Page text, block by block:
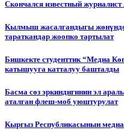
Cкончался известный
Кылмыш жасалгандыгы
тараткандар жоопко тартылат
Бишкекте студенттик “Медиа
катышууга катталуу башталды
Басма сөз эркиндигинин эл
аталган флеш-моб уюштурулат
Кыргыз Республикасынын